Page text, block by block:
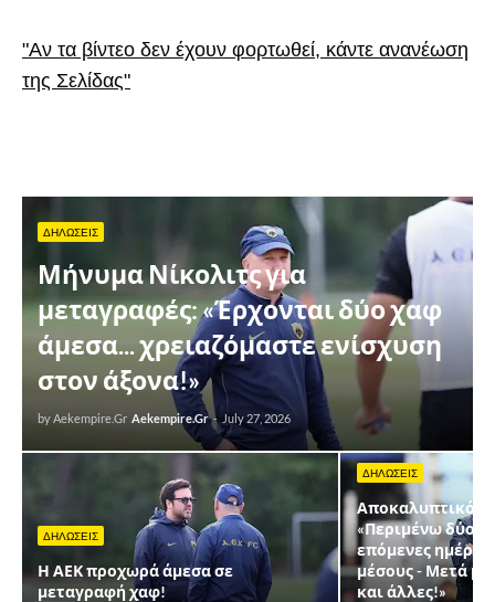
"Αν τα βίντεο δεν έχουν φορτωθεί, κάντε ανανέωση
της Σελίδας"
ΔΗΛΩΣΕΙΣ
Μήνυμα Νίκολιτς για
μεταγραφές: «Έρχονται δύο χαφ
άμεσα... χρειαζόμαστε ενίσχυση
στον άξονα!»
by Aekempire.Gr Aekempire.Gr - July 27, 2026
ΔΗΛΩΣΕΙΣ
Η ΑΕΚ προχωρά άμεσα σε
μεταγραφή χαφ!
ΔΗΛΩΣΕΙΣ
Αποκαλυπτικός
«Περιμένω δύο
επόμενες
μέσους - Μετά
και άλλες!»